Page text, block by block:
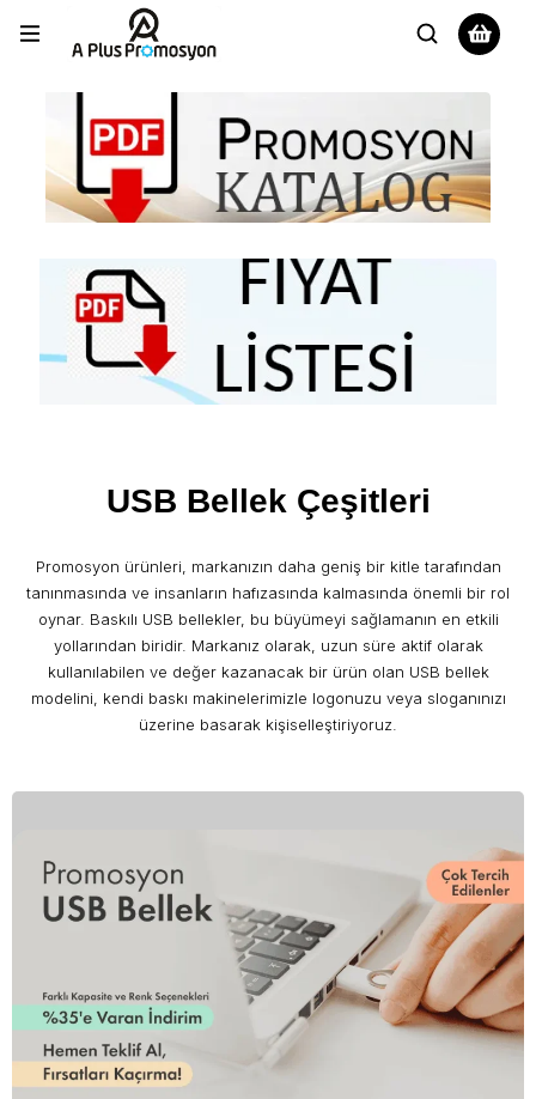
USB Bellek Çeşitleri
Promosyon ürünleri, markanızın daha geniş bir kitle tarafından
tanınmasında ve insanların hafızasında kalmasında önemli bir rol
oynar. Baskılı USB bellekler, bu büyümeyi sağlamanın en etkili
yollarından biridir. Markanız olarak, uzun süre aktif olarak
kullanılabilen ve değer kazanacak bir ürün olan USB bellek
modelini, kendi baskı makinelerimizle logonuzu veya sloganınızı
üzerine basarak kişiselleştiriyoruz.